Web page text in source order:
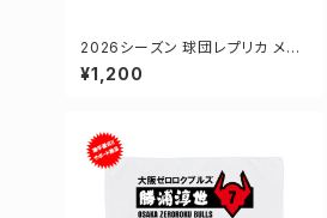
2026シーズン 球団レプリカ メッ
シュキャップ ブラック フリーサイズ
2-000700
¥1,200